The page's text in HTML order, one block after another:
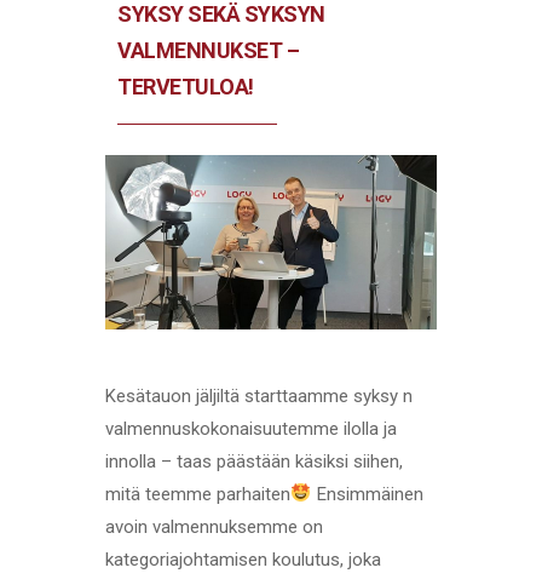
SYKSY SEKÄ SYKSYN
VALMENNUKSET –
TERVETULOA!
Kesätauon jäljiltä starttaamme syksy n
valmennuskokonaisuutemme ilolla ja
innolla – taas päästään käsiksi siihen,
mitä teemme parhaiten
Ensimmäinen
avoin valmennuksemme on
kategoriajohtamisen koulutus, joka